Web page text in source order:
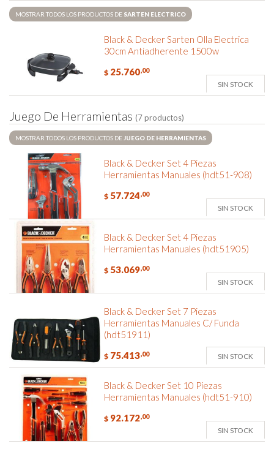
MOSTRAR TODOS LOS PRODUCTOS DE SARTEN ELECTRICO
Black & Decker Sarten Olla Electrica
30cm Antiadherente 1500w
$ 25.760,00
SIN STOCK
Juego De Herramientas (7 productos)
MOSTRAR TODOS LOS PRODUCTOS DE JUEGO DE HERRAMIENTAS
Black & Decker Set 4 Piezas
Herramientas Manuales (hdt51-908)
$ 57.724,00
SIN STOCK
Black & Decker Set 4 Piezas
Herramientas Manuales (hdt51905)
$ 53.069,00
SIN STOCK
Black & Decker Set 7 Piezas
Herramientas Manuales C/ Funda
(hdt51911)
$ 75.413,00 SIN STOCK
Black & Decker Set 10 Piezas
Herramientas Manuales (hdt51-910)
$ 92.172,00
SIN STOCK